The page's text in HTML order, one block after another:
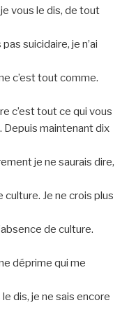
vous le dis, de tout
suicidaire, je n’ai
c’est tout comme.
c’est tout ce qui vous
Depuis maintenant dix
je ne saurais dire,
culture. Je ne crois plus
de culture.
déprime qui me
dis, je ne sais encore